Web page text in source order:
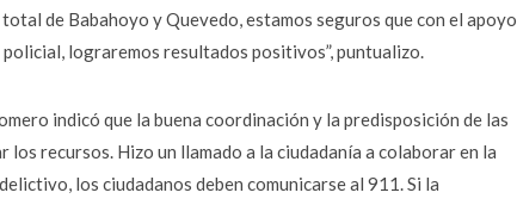
de Babahoyo y Quevedo, estamos seguros que con el apoyo
lograremos resultados positivos”, puntualizo.
indicó que la buena coordinación y la predisposición de las
recursos. Hizo un llamado a la ciudadanía a colaborar en la
los ciudadanos deben comunicarse al 911. Si la